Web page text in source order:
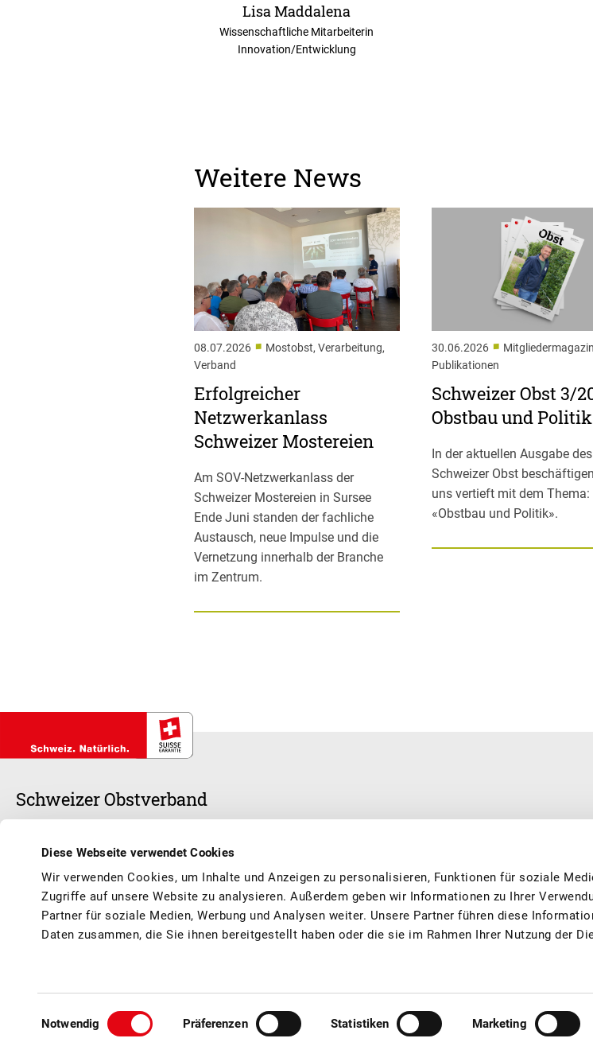
Diese Webseite verwendet Cookies
Wir verwenden Cookies, um Inhalte und Anzeigen zu personalisieren, Funktionen für soziale
Zugriffe auf unsere Website zu analysieren. Außerdem geben wir Informationen zu Ihrer
Partner für soziale Medien, Werbung und Analysen weiter. Unsere Partner führen diese
Daten zusammen, die Sie ihnen bereitgestellt haben oder die sie im Rahmen Ihrer Nutzung der
Einwilligungsauswahl
Notwendig Präferenzen Statistiken Marketing
Lisa Maddalena
Wissenschaftliche Mitarbeiterin
Innovation/Entwicklung
Weitere News
08.07.2026 ■ Mostobst, Verarbeitung,
Verband
Erfolgreicher
Netzwerkanlass
Schweizer Mostereien
Am SOV-Netzwerkanlass der
Schweizer Mostereien in Sursee
Ende Juni standen der fachliche
Austausch, neue Impulse und die
Vernetzung innerhalb der Branche
im Zentrum.
30.06.2026 ■
Publikationen
Schweizer Obst 3/
Obstbau und Politik
In der aktuellen Ausgabe des
Schweizer Obst
uns vertieft mit dem Thema:
«Obstbau und Politik».
Schweizer Obstverband
kannst.
Datenschutz Sponsoring